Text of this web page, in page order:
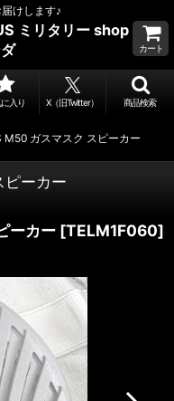
けします♪
ミリタリー shop
カート
入り X（旧Twitter） 商品検索
M50 ガスマスク スピーカー
ーカー
ーカー [TELM1F060]